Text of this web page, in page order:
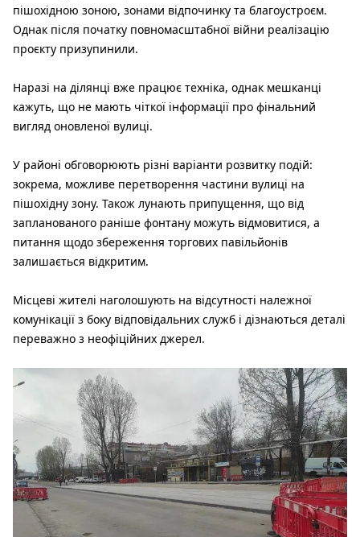
пішохідною зоною, зонами відпочинку та благоустроєм.
Однак після початку повномасштабної війни реалізацію
проєкту призупинили.
Наразі на ділянці вже працює техніка, однак мешканці
кажуть, що не мають чіткої інформації про фінальний
вигляд оновленої вулиці.
У районі обговорюють різні варіанти розвитку подій:
зокрема, можливе перетворення частини вулиці на
пішохідну зону. Також лунають припущення, що від
запланованого раніше фонтану можуть відмовитися, а
питання щодо збереження торгових павільйонів
залишається відкритим.
Місцеві жителі наголошують на відсутності належної
комунікації з боку відповідальних служб і дізнаються деталі
переважно з неофіційних джерел.